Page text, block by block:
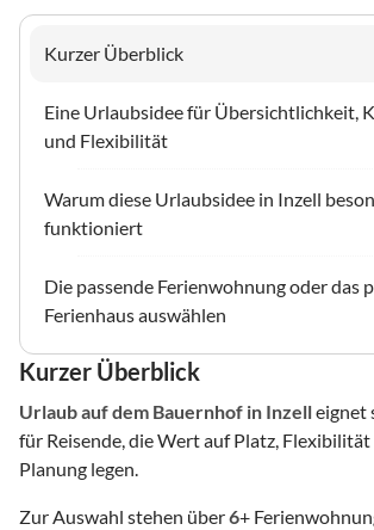
Kurzer Überblick
Eine Urlaubsidee für Übersichtlichkeit,
und Flexibilität
Warum diese Urlaubsidee in Inzell
funktioniert
Die passende Ferienwohnung oder das
Ferienhaus auswählen
Kurzer Überblick
Urlaub auf dem Bauernhof in Inzelleignet
für Reisende, die Wert auf Platz,
Planung legen.
Zur Auswahl stehen über6+